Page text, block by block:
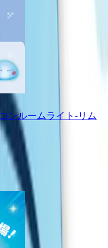
ンルームライト-リム